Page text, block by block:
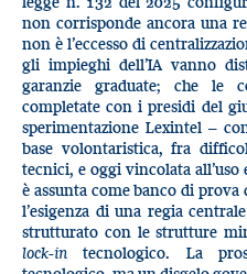
non corrisponde ancora una
non è l’eccesso di
gli impieghi dell’IA vanno
garanzie graduate; che le
completate con i presidi del
sperimentazione Lexintel –
base volontaristica, fra
tecnici, e oggi vincolata
è assunta come banco di
l’esigenza di una regia
strutturato con le strutture
lock-in tecnologico. La